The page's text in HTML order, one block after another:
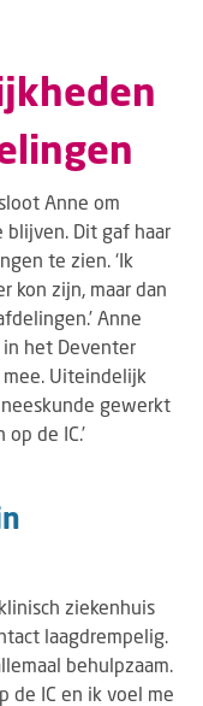
Anne om
Dit gaf haar
te zien. ‘Ik
kon zijn, maar dan
Anne
het Deventer
mee. Uiteindelijk
gewerkt
de IC.’
ziekenhuis
laagdrempelig.
behulpzaam.
de IC en ik voel me